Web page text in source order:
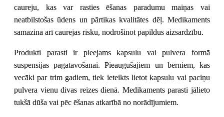
caureju, kas var rasties ēšanas paradumu maiņas vai
neatbilstošas ūdens un pārtikas kvalitātes dēļ. Medikaments
samazina arī caurejas risku, nodrošinot papildus aizsardzību.
Produkti parasti ir pieejams kapsulu vai pulvera formā
suspensijas pagatavošanai. Pieaugušajiem un bērniem, kas
vecāki par trim gadiem, tiek ieteikts lietot kapsulu vai paciņu
pulvera vienu divas reizes dienā. Medikaments parasti jālieto
tukšā dūša vai pēc ēšanas atkarībā no norādījumiem.